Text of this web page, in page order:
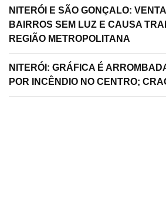
NITERÓI E SÃO GONÇALO:
BAIRROS SEM LUZ E CAUSA
REGIÃO METROPOLITANA
NITERÓI: GRÁFICA É
POR INCÊNDIO NO CENTRO;